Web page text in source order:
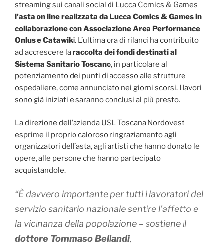
streaming sui canali social di Lucca Comics & Games
l’asta on line realizzata da Lucca Comics & Gamesin
collaborazione con Associazione Area Performance
Onlus e Catawiki. L’ultima ora di rilanci ha contribuito
ad accrescere laraccolta deifondi destinati al
Sistema Sanitario Toscano, in particolare al
potenziamento dei punti di accesso alle strutture
ospedaliere, come annunciato nei giorni scorsi. I lavori
sono già iniziati e saranno conclusi al più presto.
La direzione dell’azienda USL Toscana Nordovest
esprime il proprio caloroso ringraziamento agli
organizzatori dell’asta, agli artisti che hanno donato le
opere, alle persone che hanno partecipato
acquistandole.
“È davvero importante per tutti i lavoratori del
servizio sanitario nazionale sentire l’affetto e
la vicinanza della popolazione – sostiene il
dottore Tommaso Bellandi,